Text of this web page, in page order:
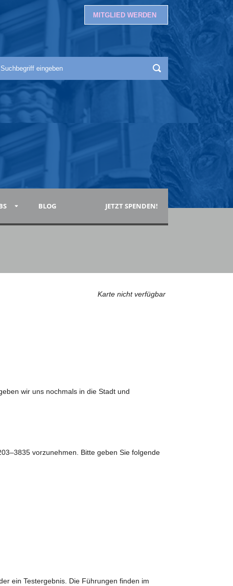
MITGLIED WERDEN
BLOG JETZT SPENDEN!
Karte nicht verfügbar
wir uns nochmals in die Stadt und
vorzunehmen. Bitte geben Sie folgende
ein Testergebnis. Die Führungen finden im